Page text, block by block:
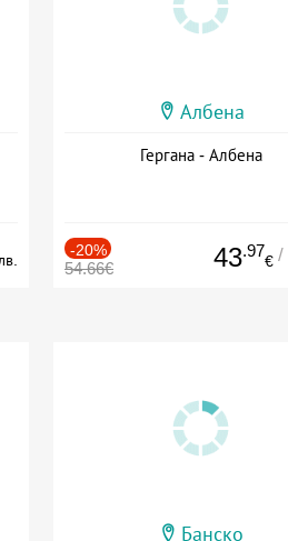
лв.
Албена
Гергана - Албена
-20%
54.66€ 43.97
€ /
Банско